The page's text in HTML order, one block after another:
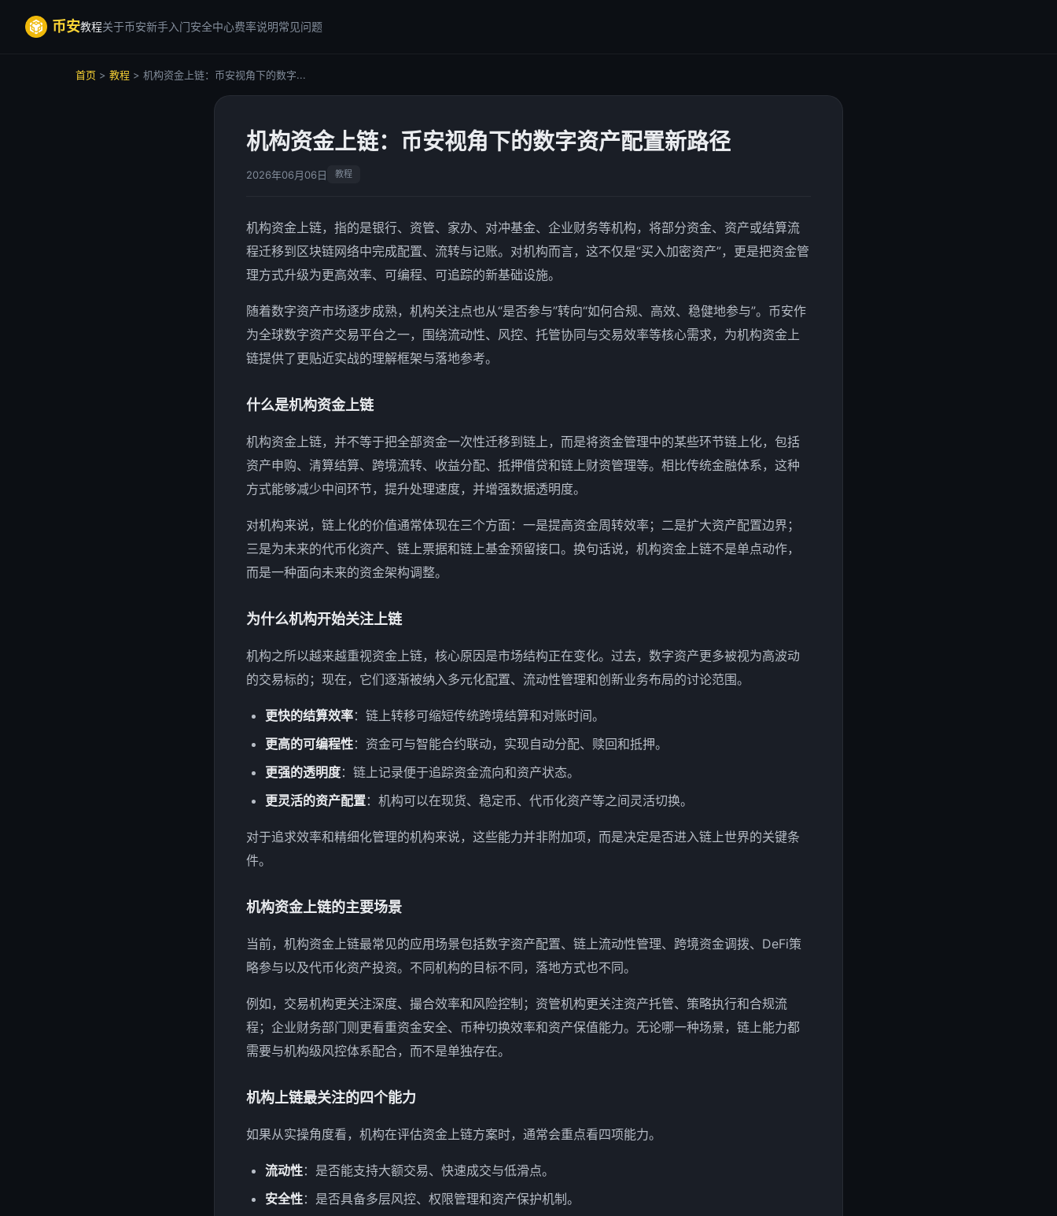
币安教程关于币安新手入门安全中心费率说明常见问题
首页 > 教程 > 机构资金上链：币安视角下的数字...
机构资金上链：币安视角下的数字资产配置新路径
2026年06月06日 教程
机构资金上链，指的是银行、资管、家办、对冲基金、企业财务等机构，将部分资金、资产或结算流
程迁移到区块链网络中完成配置、流转与记账。对机构而言，这不仅是“买入加密资产”，更是把资金管
理方式升级为更高效率、可编程、可追踪的新基础设施。
随着数字资产市场逐步成熟，机构关注点也从“是否参与”转向“如何合规、高效、稳健地参与”。币安作
为全球数字资产交易平台之一，围绕流动性、风控、托管协同与交易效率等核心需求，为机构资金上
链提供了更贴近实战的理解框架与落地参考。
什么是机构资金上链
机构资金上链，并不等于把全部资金一次性迁移到链上，而是将资金管理中的某些环节链上化，包括
资产申购、清算结算、跨境流转、收益分配、抵押借贷和链上财资管理等。相比传统金融体系，这种
方式能够减少中间环节，提升处理速度，并增强数据透明度。
对机构来说，链上化的价值通常体现在三个方面：一是提高资金周转效率；二是扩大资产配置边界；
三是为未来的代币化资产、链上票据和链上基金预留接口。换句话说，机构资金上链不是单点动作，
而是一种面向未来的资金架构调整。
为什么机构开始关注上链
机构之所以越来越重视资金上链，核心原因是市场结构正在变化。过去，数字资产更多被视为高波动
的交易标的；现在，它们逐渐被纳入多元化配置、流动性管理和创新业务布局的讨论范围。
更快的结算效率：链上转移可缩短传统跨境结算和对账时间。
更高的可编程性：资金可与智能合约联动，实现自动分配、赎回和抵押。
更强的透明度：链上记录便于追踪资金流向和资产状态。
更灵活的资产配置：机构可以在现货、稳定币、代币化资产等之间灵活切换。
对于追求效率和精细化管理的机构来说，这些能力并非附加项，而是决定是否进入链上世界的关键条
件。
机构资金上链的主要场景
当前，机构资金上链最常见的应用场景包括数字资产配置、链上流动性管理、跨境资金调拨、DeFi策
略参与以及代币化资产投资。不同机构的目标不同，落地方式也不同。
例如，交易机构更关注深度、撮合效率和风险控制；资管机构更关注资产托管、策略执行和合规流
程；企业财务部门则更看重资金安全、币种切换效率和资产保值能力。无论哪一种场景，链上能力都
需要与机构级风控体系配合，而不是单独存在。
机构上链最关注的四个能力
如果从实操角度看，机构在评估资金上链方案时，通常会重点看四项能力。
流动性：是否能支持大额交易、快速成交与低滑点。
安全性：是否具备多层风控、权限管理和资产保护机制。